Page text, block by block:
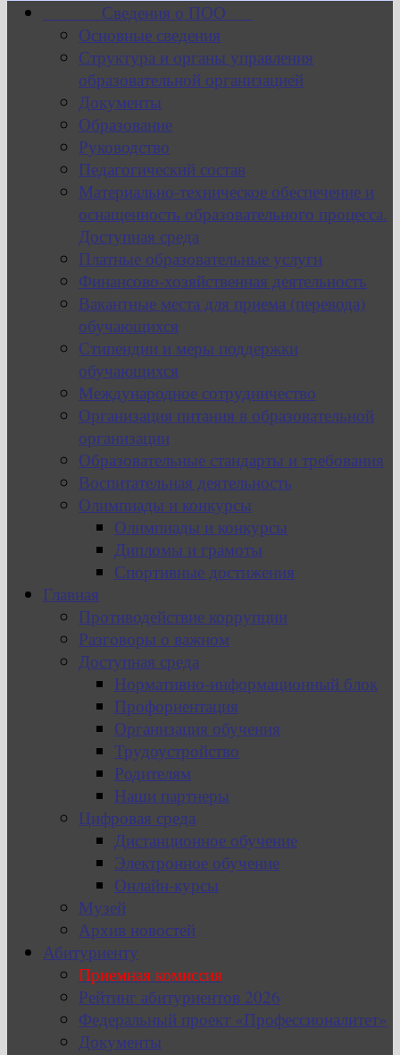
Сведения о ПОО
Основные сведения
Структура и органы управления
образовательной организацией
Документы
Образование
Руководство
Педагогический состав
Материально-техническое обеспечение и
оснащенность образовательного процесса.
Доступная среда
Платные образовательные услуги
Финансово-хозяйственная деятельность
Вакантные места для приема (перевода)
обучающихся
Стипендии и меры поддержки
обучающихся
Международное сотрудничество
Организация питания в образовательной
организации
Образовательные стандарты и требования
Воспитательная деятельность
Олимпиады и конкурсы
Олимпиады и конкурсы
Дипломы и грамоты
Спортивные достижения
Главная
Противодействие коррупции
Разговоры о важном
Доступная среда
Нормативно-информационный блок
Профориентация
Организация обучения
Трудоустройство
Родителям
Наши партнеры
Цифровая среда
Дистанционное обучение
Электронное обучение
Онлайн-курсы
Музей
Архив новостей
Абитуриенту
Приемная комиссия
Рейтинг абитуриентов 2026
Федеральный проект «Профессионалитет»
Документы